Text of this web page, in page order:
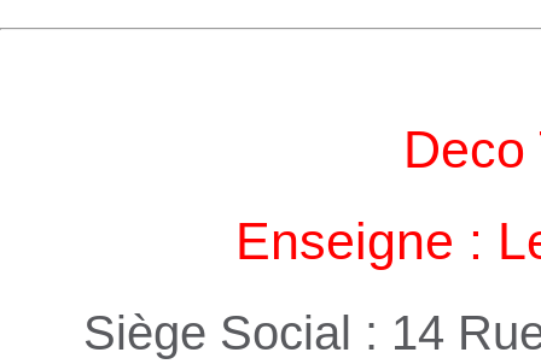
Deco
Enseigne :
Siège Social : 14